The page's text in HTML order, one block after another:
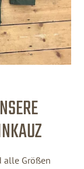
alle Größen